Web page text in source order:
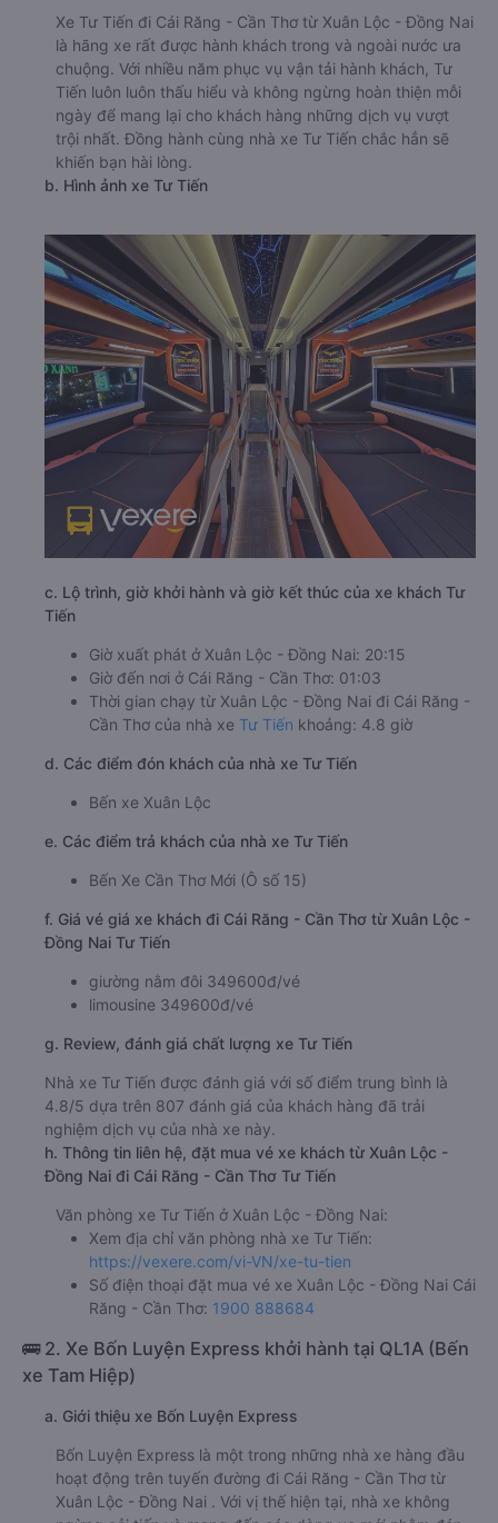
Xe Tư Tiến đi Cái Răng - Cần Thơ từ Xuân Lộc - Đồng Nai
là hãng xe rất được hành khách trong và ngoài nước ưa
chuộng. Với nhiều năm phục vụ vận tải hành khách, Tư
Tiến luôn luôn thấu hiểu và không ngừng hoàn thiện mỗi
ngày để mang lại cho khách hàng những dịch vụ vượt
trội nhất. Đồng hành cùng nhà xe Tư Tiến chắc hẳn sẽ
khiến bạn hài lòng.
b. Hình ảnh xe Tư Tiến
c. Lộ trình, giờ khởi hành và giờ kết thúc của xe khách Tư
Tiến
Giờ xuất phát ở Xuân Lộc - Đồng Nai: 20:15
Giờ đến nơi ở Cái Răng - Cần Thơ: 01:03
Thời gian chạy từ Xuân Lộc - Đồng Nai đi Cái Răng -
Cần Thơ của nhà xe Tư Tiến khoảng: 4.8 giờ
d. Các điểm đón khách của nhà xe Tư Tiến
Bến xe Xuân Lộc
e. Các điểm trả khách của nhà xe Tư Tiến
Bến Xe Cần Thơ Mới (Ô số 15)
f. Giá vé giá xe khách đi Cái Răng - Cần Thơ từ Xuân Lộc -
Đồng Nai Tư Tiến
giường nằm đôi 349600đ/vé
limousine 349600đ/vé
g. Review, đánh giá chất lượng xe Tư Tiến
Nhà xe Tư Tiến được đánh giá với số điểm trung bình là
4.8/5 dựa trên 807 đánh giá của khách hàng đã trải
nghiệm dịch vụ của nhà xe này.
h. Thông tin liên hệ, đặt mua vé xe khách từ Xuân Lộc -
Đồng Nai đi Cái Răng - Cần Thơ Tư Tiến
Văn phòng xe Tư Tiến ở Xuân Lộc - Đồng Nai:
Xem địa chỉ văn phòng nhà xe Tư Tiến:
https://vexere.com/vi-VN/xe-tu-tien
Số điện thoại đặt mua vé xe Xuân Lộc - Đồng Nai Cái
Răng - Cần Thơ: 1900 888684
🚌 2. Xe Bốn Luyện Express khởi hành tại QL1A (Bến
xe Tam Hiệp)
a. Giới thiệu xe Bốn Luyện Express
Bốn Luyện Express là một trong những nhà xe hàng đầu
hoạt động trên tuyến đường đi Cái Răng - Cần Thơ từ
Xuân Lộc - Đồng Nai . Với vị thế hiện tại, nhà xe không